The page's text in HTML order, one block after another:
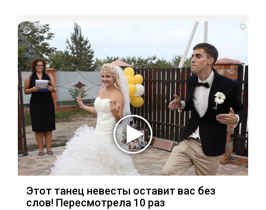
i
Этот танец невесты оставит вас без
слов! Пересмотрела 10 раз